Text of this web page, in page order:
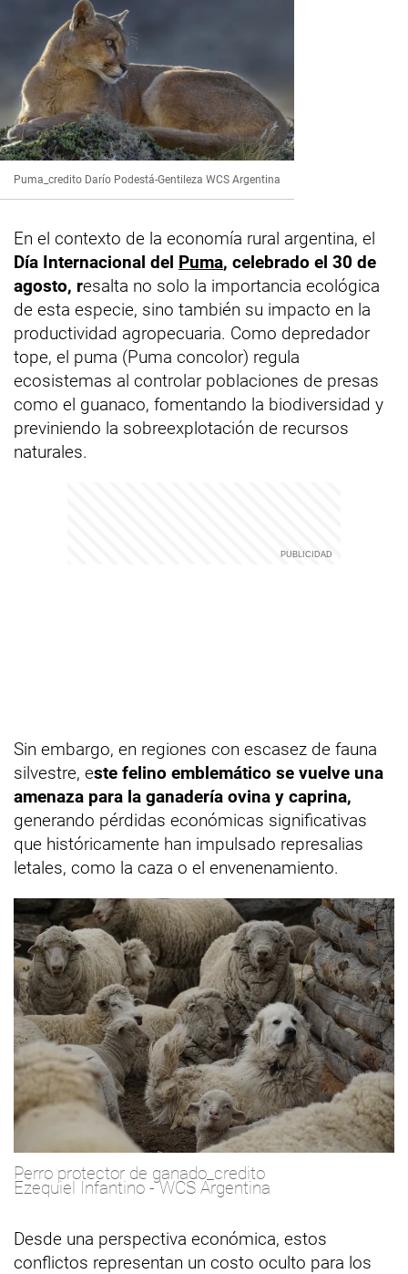
Puma_credito Darío Podestá-Gentileza WCS Argentina
En el contexto de la economía rural argentina, el
Día Internacional del Puma, celebrado el 30 de
agosto, resalta no solo la importancia ecológica
de esta especie, sino también su impacto en la
productividad agropecuaria. Como depredador
tope, el puma (Puma concolor) regula
ecosistemas al controlar poblaciones de presas
como el guanaco, fomentando la biodiversidad y
previniendo la sobreexplotación de recursos
naturales.
Sin embargo, en regiones con escasez de fauna
silvestre, este felino emblemático se vuelve una
amenaza para la ganadería ovina y caprina,
generando pérdidas económicas significativas
que históricamente han impulsado represalias
letales, como la caza o el envenenamiento.
Perro protector de ganado_credito
Ezequiel Infantino - WCS Argentina
Desde una perspectiva económica, estos
conflictos representan un costo oculto para los